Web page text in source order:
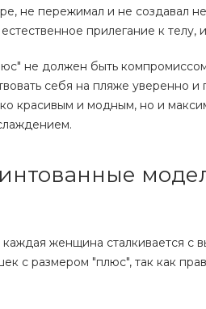
не пережимал и не создавал
прилегание к телу,
не должен быть
себя на пляже уверенно
красивым и модным, но и
каждая женщина
с размером "плюс", так как